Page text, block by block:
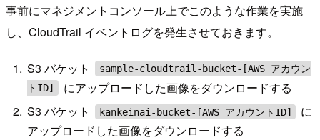
事前にマネジメントコンソール上でこのような作業を実施
し、CloudTrail イベントログを発生させておきます。
S3 バケット
sample-cloudtrail-bucket-[AWS アカウン
トID]
にアップロードした画像をダウンロードする
S3 バケット
kankeinai-bucket-[AWS アカウントID]
に
アップロードした画像をダウンロードする